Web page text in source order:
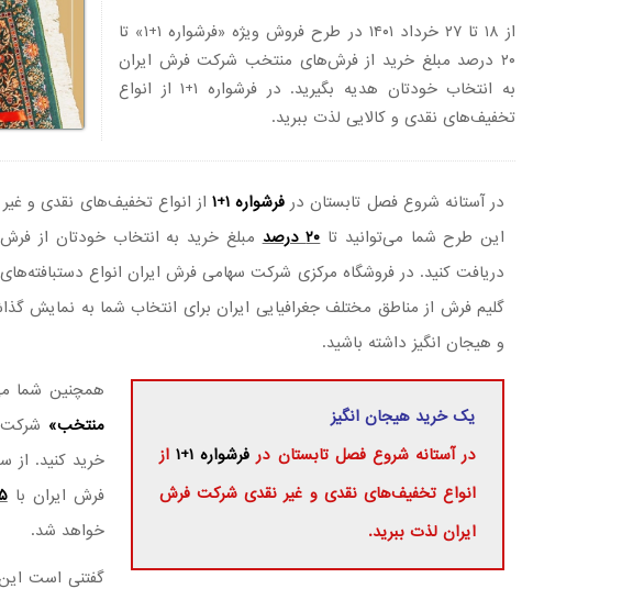
از ۱۸ تا ۲۷ خرداد ۱۴۰۱ در طرح فروش ویژه «فرشواره ۱+۱» تا
۲۰ درصد مبلغ خرید از فرش‌های منتخب شرکت فرش ایران
به انتخاب خودتان هدیه بگیرید. در فرشواره ۱+۱ از انواع
تخفیف‌های نقدی و کالایی لذت ببرید.
در آستانه شروع فصل تابستان در فرشواره ۱+۱
از انواع تخفیف‌های نقدی و
این طرح شما می‌توانید تا۲۰ درصد
مبلغ خرید به انتخاب خودتان از
دریافت کنید. در فروشگاه مرکزی شرکت سهامی فرش ایران انواع دستبافته‌های
گلیم فرش از مناطق مختلف جغرافیایی ایران برای انتخاب شما به نمایش
و هیجان انگیز داشته باشید.
یک خرید هیجان انگیز
در آستانه شروع فصل تابستان در فرشواره ۱+۱
از
انواع تخفیف‌های نقدی و غیر نقدی شرکت فرش
ایران لذت ببرید.
همچنین شما
منتخب»
خرید کنید. از
فرش ایران با۵
خواهد شد.
گفتنی است این طرح از